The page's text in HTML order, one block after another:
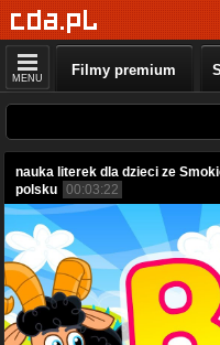
MENU Filmy premium
nauka literek dla dzieci ze
polsku 00:03:22